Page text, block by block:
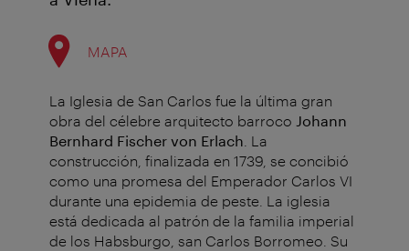
MAPA
La Iglesia de San Carlos fue la última gran
obra del célebre arquitecto barroco Johann
Bernhard Fischer von Erlach . La
construcción, finalizada en 1739, se concibió
como una promesa del Emperador Carlos VI
durante una epidemia de peste. La iglesia
está dedicada al patrón de la familia imperial
de los Habsburgo, san Carlos Borromeo. Su